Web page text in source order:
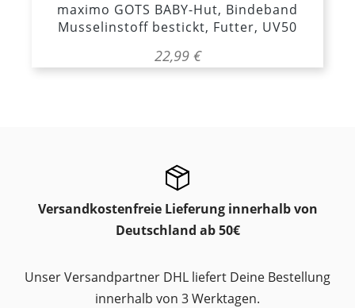
maximo GOTS BABY-Hut, Bindeband
Musselinstoff bestickt, Futter, UV50
22,99 €
Versandkostenfreie Lieferung innerhalb von
Deutschland ab 50€
Unser Versandpartner DHL liefert Deine Bestellung
innerhalb von 3 Werktagen.